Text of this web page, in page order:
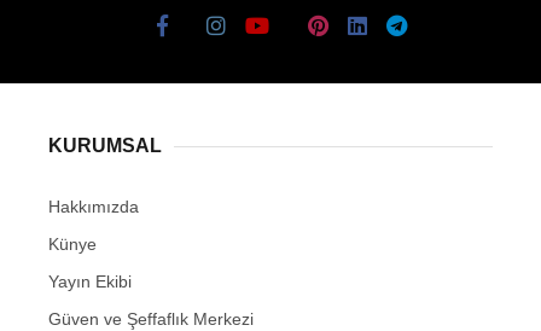
KURUMSAL
Hakkımızda
Künye
Yayın Ekibi
Güven ve Şeffaflık Merkezi